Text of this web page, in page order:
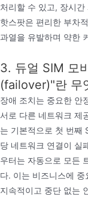
처리할 수 있고, 장시
핫스팟은 편리한 부차
과열을 유발하며 약한
3. 듀얼 SIM 모
(failover)"란 무
장애 조치는 중요한 안
서로 다른 네트워크 제
는 기본적으로 첫 번째
당 네트워크 연결이 실
우터는 자동으로 모든
다. 이는 비즈니스에
지속적이고 중단 없는